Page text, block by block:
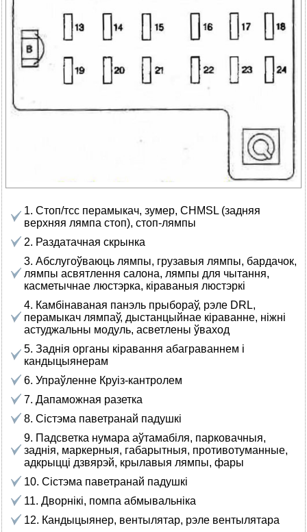
1. Стоп/тсс перамыкач, зумер, CHMSL (задняя
верхняя лямпа стоп), стоп-лямпы
2. Раздатачная скрынка
3. Абслугоўваюць лямпы, грузавыя лямпы, бардачок,
лямпы асвятлення салона, лямпы для чытання,
касметычнае люстэрка, кіраваныя люстэркі
4. Камбінаваная панэль прыбораў, рэле DRL,
перамыкач лямпаў, дыстанцыйнае кіраванне, ніжні
астуджальны модуль, асветлены ўваход
5. Заднія органы кіравання абаграваннем і
кандыцыянерам
6. Упраўленне Круіз-кантролем
7. Дапаможная разетка
8. Сістэма паветранай падушкі
9. Падсветка нумара аўтамабіля, парковачныя,
заднія, маркерныя, габарытныя, противотуманные,
адкрыцці дзвярэй, крылавыя лямпы, фары
10. Сістэма паветранай падушкі
11. Дворнікі, помпа абмывальніка
12. Кандыцыянер, вентылятар, рэле вентылятара